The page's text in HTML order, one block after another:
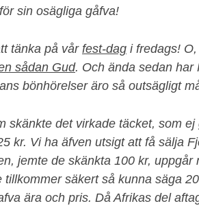
sin osägliga gåfva!
tänka på vår fest-dag i fredags!
sådan Gud. Och ända sedan har
bönhörelser äro så outsägligt
skänkte det virkade täcket, som
kr. Vi ha äfven utsigt att få sälja
jemte de skänkta 100 kr, uppgår
tillkommer säkert så kunna säga
ära och pris. Då Afrikas del